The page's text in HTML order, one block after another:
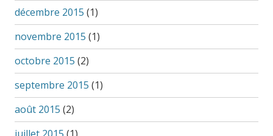
décembre 2015 (1)
novembre 2015 (1)
octobre 2015 (2)
septembre 2015 (1)
août 2015 (2)